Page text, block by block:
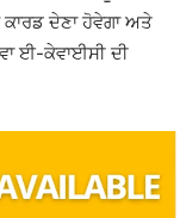
ਦੇਣਾ ਹੋਵੇਗਾ ਅਤੇ
ਈ-ਕੇਵਾਈਸੀ ਦੀ